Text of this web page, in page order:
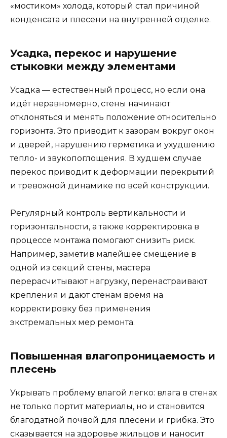
«мостиком» холода, который стал причиной
конденсата и плесени на внутренней отделке.
Усадка, перекос и нарушение
стыковки между элементами
Усадка — естественный процесс, но если она
идёт неравномерно, стены начинают
отклоняться и менять положение относительно
горизонта. Это приводит к зазорам вокруг окон
и дверей, нарушению герметика и ухудшению
тепло- и звукопоглощения. В худшем случае
перекос приводит к деформации перекрытий
и тревожной динамике по всей конструкции.
Регулярный контроль вертикальности и
горизонтальности, а также корректировка в
процессе монтажа помогают снизить риск.
Например, заметив малейшее смещение в
одной из секций стены, мастера
перерасчитывают нагрузку, перенастраивают
крепления и дают стенам время на
корректировку без применения
экстремальных мер ремонта.
Повышенная влагопроницаемость и
плесень
Укрывать проблему влагой легко: влага в стенах
не только портит материалы, но и становится
благодатной почвой для плесени и грибка. Это
сказывается на здоровье жильцов и наносит